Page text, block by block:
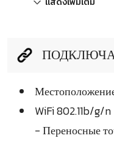
WiFi 802.11b/g/n
- Переносные